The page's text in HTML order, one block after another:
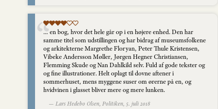
… en bog, hvor det hele går op i en højere enhed. Den har
samme titel som udstillingen og har bidrag af museumsfolkene
og arkitekterne Margrethe Floryan, Peter Thule Kristensen,
Vibeke Andersson Møller, Jørgen Hegner Christiansen,
Flemming Skude og Nan Dahlkild selv. Fuld af gode tekster og
og fine illustrationer. Helt oplagt til dovne aftener i
sommerhuset, mens myggene suser om ørerne på en, og
hvidvinen i glasset bliver mere og mere lunken.
— Lars Hedebo Olsen, Politiken, 5. juli 2018